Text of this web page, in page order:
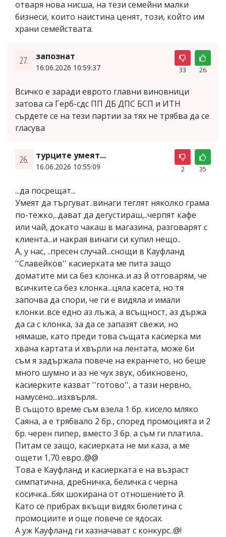
отваря нова нисша, на тези семейни малки
бизнеси, които наистина ценят, този, който им
храни семействата.
27. запознат
16.06.2026 10:59:37 33 26
Всичко е заради еврото главни виновници
затова са Герб-сдс ПП ДБ ДПС БСП и ИТН
сърдете се на тези партии за тях не трябва да се
гласува
26. турците умеят...
16.06.2026 10:55:09 2 35
...да посрещат...
Умеят да търгуват..винаги теглят няколко грама
по-тежко,..дават да дегустираш,..черпят кафе
или чай, докато чакаш в магазина, разговарят с
клиента...и накрая винаги си купил нещо..
А, у нас, ..пресен случай...снощи в Кауфланд
''Славейков'' касиерката ме пита защо
доматите ми са без клонка..и аз й отговарям, че
всичките са без клонка...цяла касета, но тя
започва да спори, че ги е видяла и имали
клонки..все едно аз лъжа, а всъщност, аз държа
да са с клонка, за да се запазят свежи, но
нямаше, като преди това същата касиерка ми
хвана картата и хвърли на лентата, може би
съм я задържала повече на екранчето, но беше
много шумно и аз не чух звук, обикновено,
касиерките казват ''готово'', а тази нервно,
намусено...изхвърля..
В същото време съм взела 1 бр. кисело мляко
Саяна, а е трябвало 2 бр., според промоцията и 2
бр. черен пипер, вместо 3 бр. а съм ги платила..
Питам се защо, касиерката не ми каза, а ме
ощети 1,70 евро..@@
Това е Кауфланд и касиерката е на възраст
симпатична, дребничка, беличка с черна
косичка...бях шокирана от отношението й.
Като се прибрах вкъщи видях бюлетина с
промоциите и още повече се ядосах.
А уж Кауфланд ги хазначават с конкурс..@!